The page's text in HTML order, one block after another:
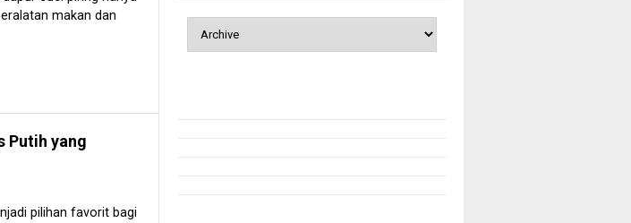
makan dan
Putih yang
pilihan favorit bagi